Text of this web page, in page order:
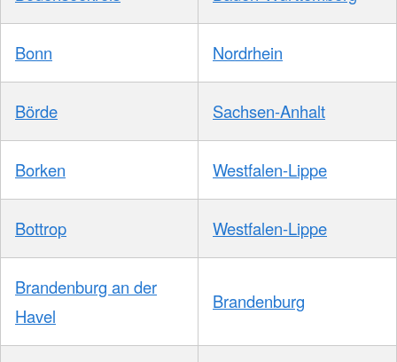
Bonn Nordrhein
Börde Sachsen-Anhalt
Borken Westfalen-Lippe
Bottrop Westfalen-Lippe
Brandenburg an der
Havel
Brandenburg